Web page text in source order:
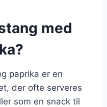
med
paprika er en
der ofte serveres
som en snack til